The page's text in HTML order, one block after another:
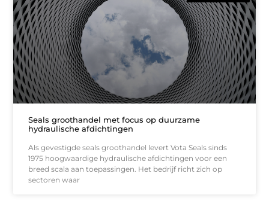
Seals groothandel met focus op duurzame
hydraulische afdichtingen
Als gevestigde seals groothandel levert Vota Seals sinds
1975 hoogwaardige hydraulische afdichtingen voor een
breed scala aan toepassingen. Het bedrijf richt zich op
sectoren waar